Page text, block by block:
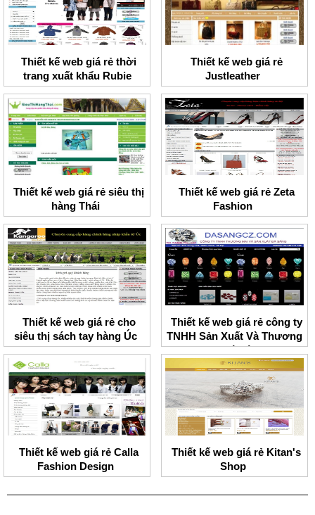
Thiết kế web giá rẻ thời
trang xuất khẩu Rubie
shop
Thiết kế web giá rẻ
Justleather
Thiết kế web giá rẻ siêu thị
hàng Thái
Thiết kế web giá rẻ Zeta
Fashion
Thiết kế web giá rẻ cho
siêu thị sách tay hàng Úc
Thiết kế web giá rẻ công ty
TNHH Sản Xuất Và Thương
Mại Đá Sáng
Thiết kế web giá rẻ Calla
Fashion Design
Thiết kế web giá rẻ Kitan's
Shop